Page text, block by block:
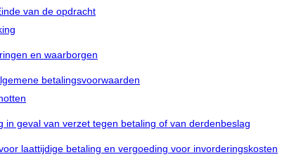
van de opdracht
en waarborgen
betalingsvoorwaarden
in geval van verzet tegen betaling of van derdenbeslag
laattijdige betaling en vergoeding voor invorderingskosten